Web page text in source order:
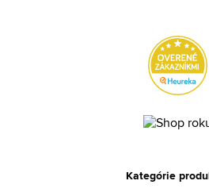
Kategórie